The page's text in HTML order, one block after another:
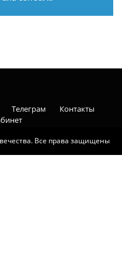
Все права защищены
Телеграм
Контакты